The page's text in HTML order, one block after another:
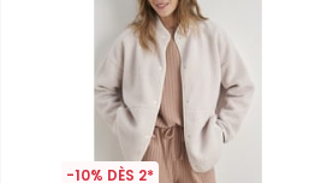
-10% DÈS 2*